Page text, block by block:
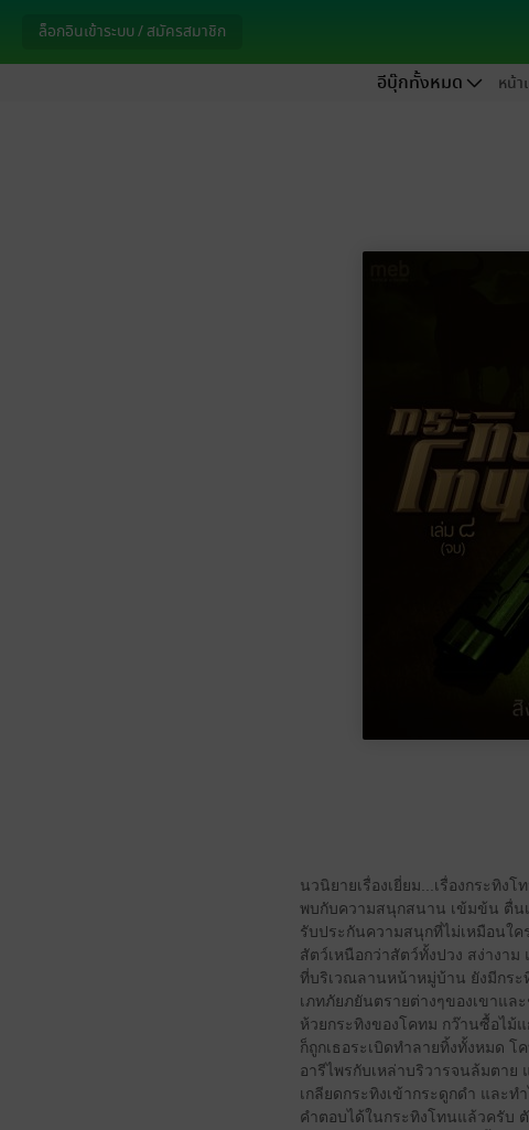
ล็อกอินเข้าระบบ / สมัครสมาชิก
อีบุ๊กทั้งหมด หน้า
นวนิยายเรื่องเยี่ยม...เรื่องกระทิ
พบกับความสนุกสนาน เข้มข้น ตื่น
รับประกันความสนุกที่ไม่เหมือนใ
สัตว์เหนือกว่าสัตว์ทั้งปวง สง่างา
ที่บริเวณลานหน้าหมู่บ้าน ยังมีกระ
เภทภัยภยันตรายต่างๆของเขาแล
ห้วยกระทิงของโคทม กว๊านซื้อไม้
ก็ถูกเธอระเบิดทำลายทิ้งทั้งหมด
อารีไพรกับเหล่าบริวารจนล้มตาย
เกลียดกระทิงเข้ากระดูกดำ และ
คำตอบได้ในกระทิงโทนแล้วครับ